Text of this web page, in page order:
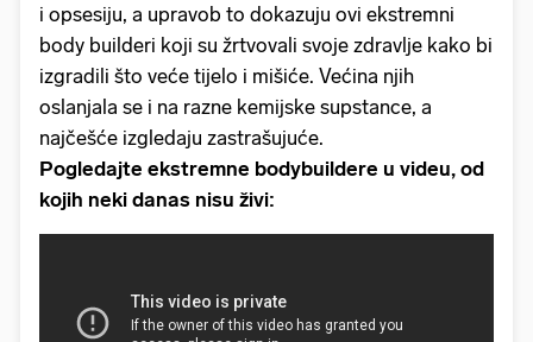
i opsesiju, a upravob to dokazuju ovi ekstremni
body builderi koji su žrtvovali svoje zdravlje kako bi
izgradili što veće tijelo i mišiće. Većina njih
oslanjala se i na razne kemijske supstance, a
najčešće izgledaju zastrašujuće.
Pogledajte ekstremne bodybuildere u videu, od
kojih neki danas nisu živi: